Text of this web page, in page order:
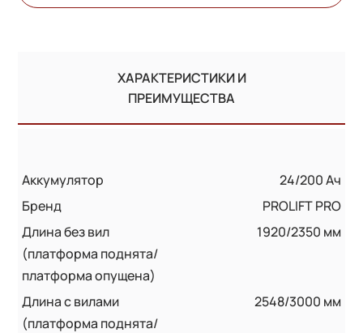
ХАРАКТЕРИСТИКИ И
ПРЕИМУЩЕСТВА
Аккумулятор
24/200 Ач
Бренд
PROLIFT PRO
Длина без вил
(платформа поднята/
платформа опущена)
1920/2350 мм
Длина с вилами
(платформа поднята/
2548/3000 мм